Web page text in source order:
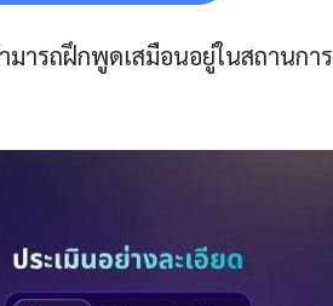
มารถฝึกพูดเสมือนอยู่ในสถานกา